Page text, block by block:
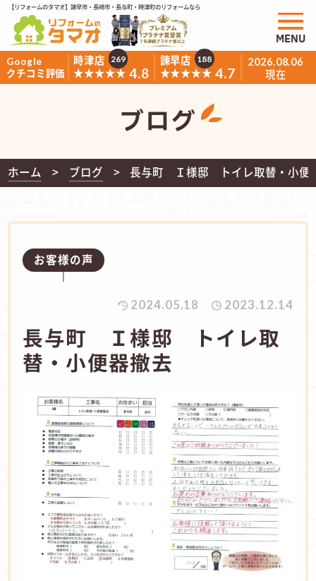
【リフォームのタマオ】諫早市・長崎市・長与町・時津町のリフォームなら
Google
クチコミ評価
時津店
★★★★★ 4.8
269
諫早店
★★★★★ 4.7
188 2026.08.06
現在
MENU
ブログ
ホーム ブログ 長与町 Ｉ様邸 トイレ取替・小便
お客様の声
2024.05.18 2023.12.14
長与町 Ｉ様邸 トイレ取
替・小便器撤去